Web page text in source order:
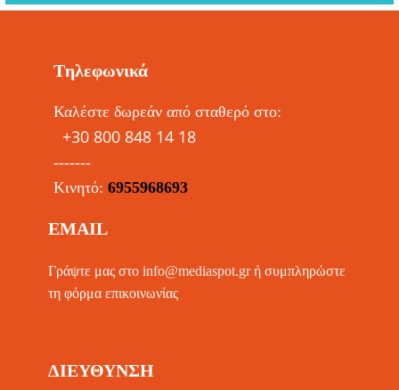
Tηλεφωνικά
Καλέστε δωρεάν από σταθερό στο:
+30 800 848 14 18
-------
Κινητό: 6955968693
EMAIL
Γράψτε μας στο info@mediaspot.grή συμπληρώστε
τη φόρμα επικοινωνίας
ΔΙΕΥΘΥΝΣΗ